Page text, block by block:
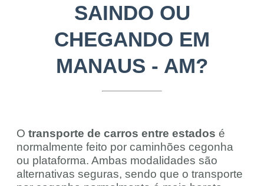
SAINDO OU
CHEGANDO EM
MANAUS - AM?
O transporte de carros entre estados é
normalmente feito por caminhões cegonha
ou plataforma. Ambas modalidades são
alternativas seguras, sendo que o transporte